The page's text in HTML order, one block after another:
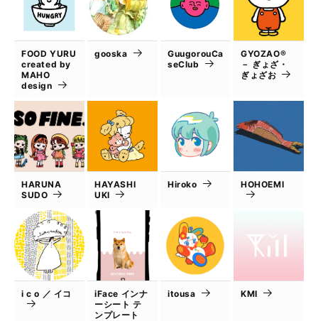
FOOD YURU
created by
MAHO
design
gooska
GuugorouCa
seClub
GYOZAO®
－ ぎょざ・
ぎょざお
HARUNA
SUDO
HAYASHI
UKI
Hiroko HOHOEMI
i c o ／ イコ
iFace インナ
ーシート テ
ンプレート
itousa KMI